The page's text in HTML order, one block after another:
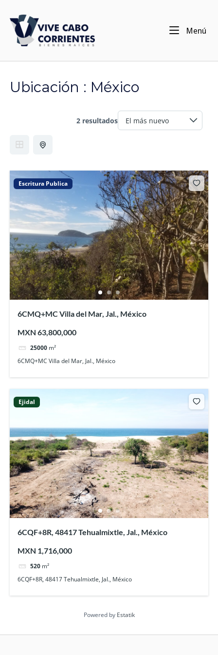
contenido
Inicio
Menú
Ubicación : México
2 resultados
Escritura Publica
6CMQ+MC Villa del Mar, Jal., México
MXN 63,800,000
25000 m²
6CMQ+MC Villa del Mar, Jal., México
Ejidal
6CQF+8R, 48417 Tehualmixtle, Jal., México
MXN 1,716,000
520 m²
6CQF+8R, 48417 Tehualmixtle, Jal., México
Powered by Estatik